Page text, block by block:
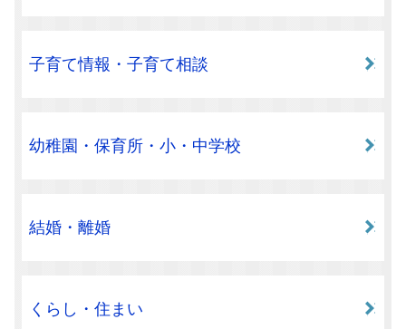
子育て情報・子育て相談
幼稚園・保育所・小・中学校
結婚・離婚
くらし・住まい